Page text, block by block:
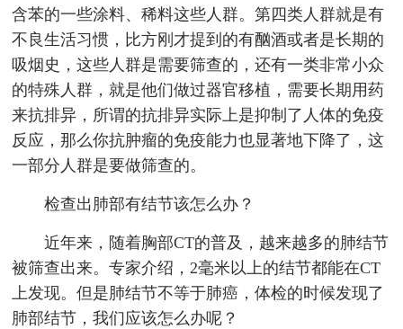
含苯的一些涂料、稀料这些人群。第四类人群就是有
不良生活习惯，比方刚才提到的有酗酒或者是长期的
吸烟史，这些人群是需要筛查的，还有一类非常小众
的特殊人群，就是他们做过器官移植，需要长期用药
来抗排异，所谓的抗排异实际上是抑制了人体的免疫
反应，那么你抗肿瘤的免疫能力也显著地下降了，这
一部分人群是要做筛查的。
检查出肺部有结节该怎么办？
近年来，随着胸部CT的普及，越来越多的肺结节
被筛查出来。专家介绍，2毫米以上的结节都能在CT
上发现。但是肺结节不等于肺癌，体检的时候发现了
肺部结节，我们应该怎么办呢？